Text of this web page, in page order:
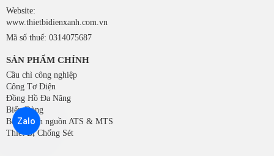
Website:
www.thietbidienxanh.com.vn
Mã số thuế: 0314075687
SẢN PHẨM CHÍNH
Cầu chì công nghiệp
Công Tơ Điện
Đồng Hồ Đa Năng
Biến Dòng
Bộ chuyển nguồn ATS & MTS
Thiết Bị Chống Sét
Zalo